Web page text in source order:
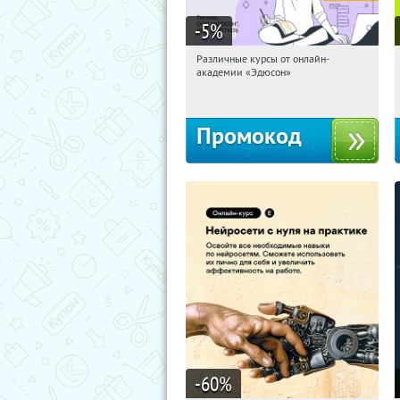
-5%
07:05:11 Получили:
Различные курсы от онлайн-
академии «Эдюсон»
Промокод
-60%